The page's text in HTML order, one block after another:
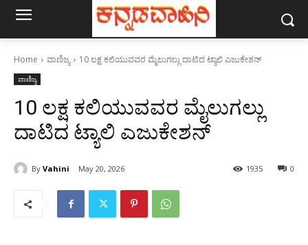
Home ವಾಣಿಜ್ಯ 10 ಲಕ್ಷ ಕಲಿಯುವವರ ಮೈಲುಗಲ್ಲು ದಾಟಿದ ಟ್ಯಾಲಿ ಎಜುಕೇಶನ್
ವಾಣಿಜ್ಯ
10 ಲಕ್ಷ ಕಲಿಯುವವರ ಮೈಲುಗಲ್ಲು
ದಾಟಿದ ಟ್ಯಾಲಿ ಎಜುಕೇಶನ್
By Vahini May 20, 2026 0
1935